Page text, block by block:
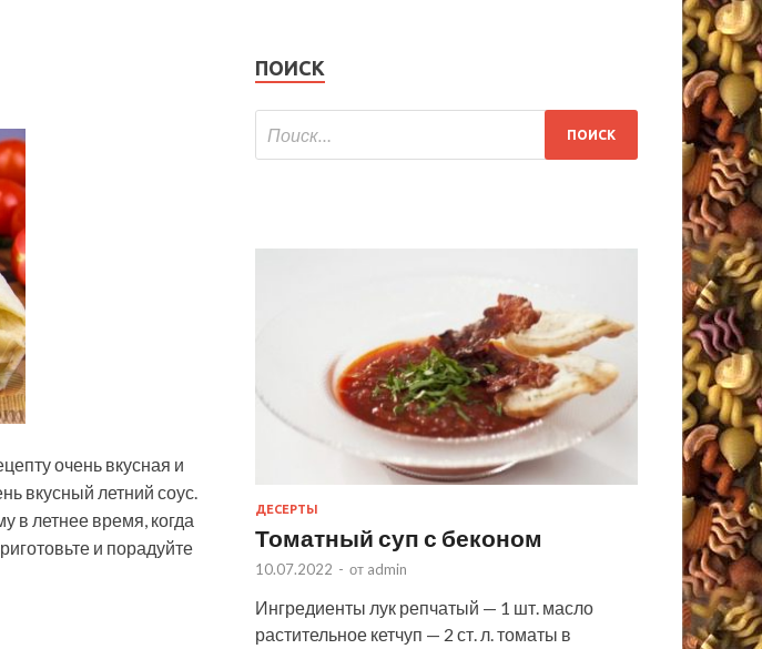
очень вкусная и
вкусный летний соус.
в летнее время, когда
и порадуйте
ПОИСК
ДЕСЕРТЫ
Томатный суп с беконом
10.07.2022 - от admin
Ингредиенты лук репчатый — 1 шт. масло
растительное кетчуп — 2 ст. л. томаты в